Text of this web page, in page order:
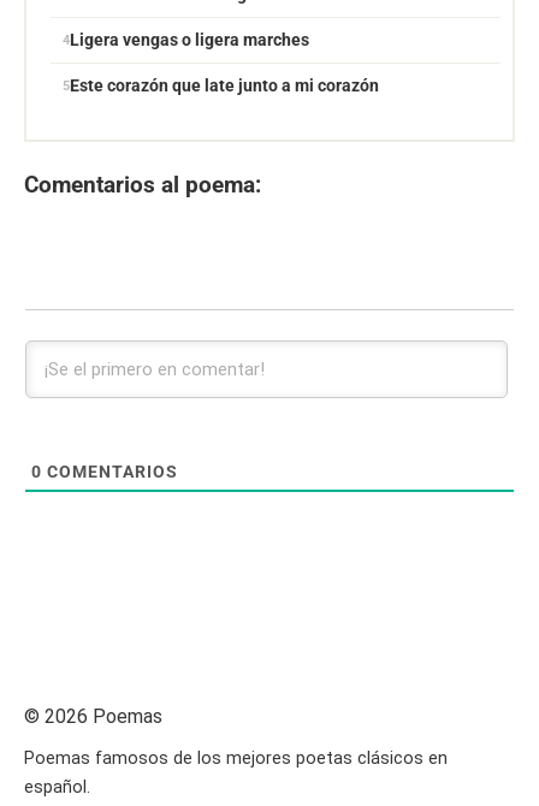
Ligera vengas o ligera marches
Este corazón que late junto a mi corazón
Comentarios al poema:
0 COMENTARIOS
© 2026 Poemas
Poemas famosos de los mejores poetas clásicos en
español.